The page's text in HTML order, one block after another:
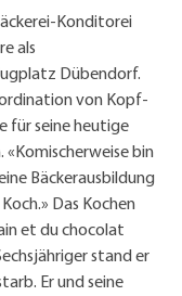
Konditorei
als
Dübendorf.
von Kopf-
für seine heutige
bin
Bäckerausbildung
Das Kochen
et du chocolat
stand er
Er und seine